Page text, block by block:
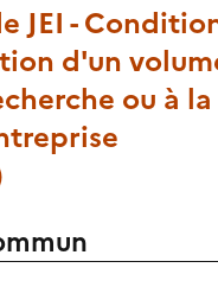
JEI -
d'un
ou à la